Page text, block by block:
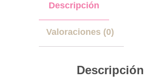
Descripción
Valoraciones (0)
Descripción